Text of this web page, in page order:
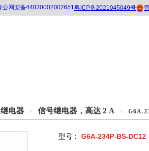
继电器 > 信号继电器，高达 2 A > G6A-
型号： G6A-234P-BS-DC12